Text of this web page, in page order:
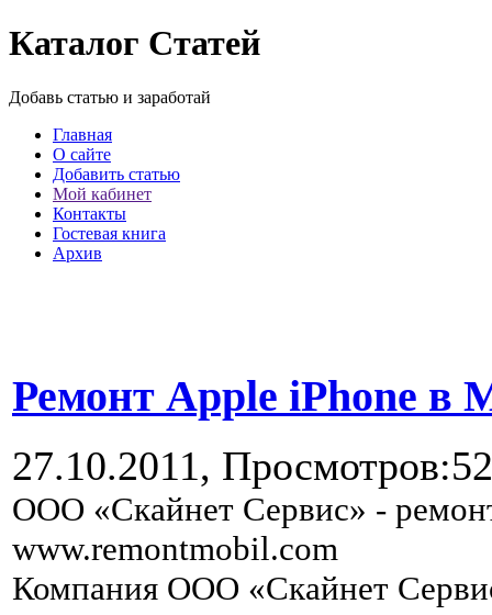
Каталог Статей
Добавь статью и заработай
Главная
О сайте
Добавить статью
Мой кабинет
Контакты
Гостевая книга
Архив
Ремонт Apple iPhone в
27.10.2011,
ООО «Скайнет Сервис» -
www.remontmobil.com
Компания ООО «Скайнет